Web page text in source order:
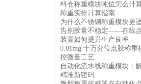
料仓称重模块吨位怎么计
称重实操计算指南
为什么不锈钢称重模块更
告别胶量不稳定——在线
装置如何提升生产良率
0.01mg 十万分位点胶称重
控微量工艺
自动化流水线称重模块：
精准新密码